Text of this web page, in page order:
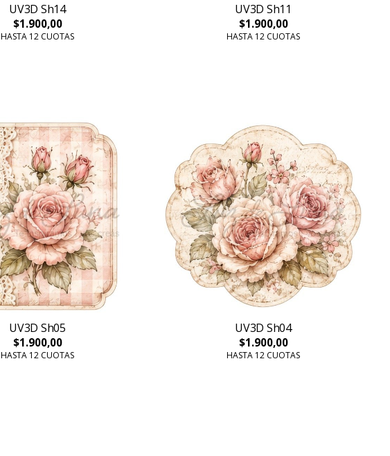
UV3D Sh14
$1.900,00
HASTA 12 CUOTAS
UV3D Sh11
$1.900,00
HASTA 12 CUOTAS
UV3D Sh05
$1.900,00
HASTA 12 CUOTAS
UV3D Sh04
$1.900,00
HASTA 12 CUOTAS